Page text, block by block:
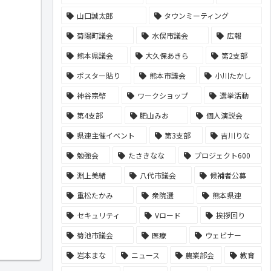
山口誠太郎
タウンミーティング
菊陽町議会
水俣市議会
広報
熊本県議会
大久保あきら
第2支部
ポスター貼り
熊本市議会
小川たかし
神谷宗幣
ワークショップ
選挙活動
第4支部
肥山みお
個人演説会
県連主催イベント
第3支部
吉川りな
勉強会
たさきなな
プロジェクト600
淵上美緒
八代市議会
候補者公募
重松たかみ
衆院選
熊本県連
セキュリティ
Vロード
挨拶回り
菊池市議会
医療
ウェビナー
岩本まな
ニュース 農業部会
教育